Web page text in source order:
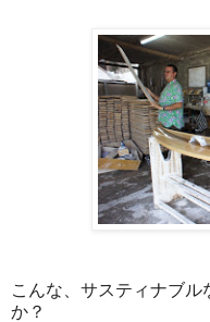
こんな、サスティナブ
か？